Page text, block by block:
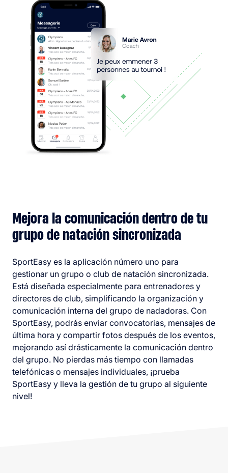
Mejora la comunicación dentro de tu
grupo de natación sincronizada
SportEasy es la aplicación número uno para
gestionar un grupo o club de natación sincronizada.
Está diseñada especialmente para entrenadores y
directores de club, simplificando la organización y
comunicación interna del grupo de nadadoras. Con
SportEasy, podrás enviar convocatorias, mensajes de
última hora y compartir fotos después de los eventos,
mejorando así drásticamente la comunicación dentro
del grupo. No pierdas más tiempo con llamadas
telefónicas o mensajes individuales, ¡prueba
SportEasy y lleva la gestión de tu grupo al siguiente
nivel!